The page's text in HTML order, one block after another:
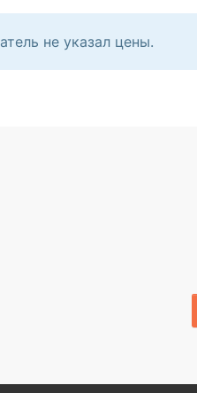
не указал цены.